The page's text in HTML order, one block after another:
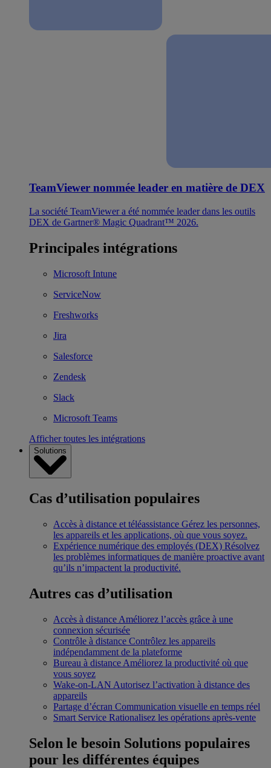
TeamViewer nommée leader en matière de DEX
La société TeamViewer a été nommée leader dans les outils
DEX de Gartner® Magic Quadrant™ 2026.
Principales intégrations
Microsoft Intune
ServiceNow
Freshworks
Jira
Salesforce
Zendesk
Slack
Microsoft Teams
Afficher toutes les intégrations
Solutions
Cas d’utilisation populaires
Accès à distance et téléassistance Gérez les personnes,
les appareils et les applications, où que vous soyez.
Expérience numérique des employés (DEX) Résolvez
les problèmes informatiques de manière proactive avant
qu’ils n’impactent la productivité.
Autres cas d’utilisation
Accès à distance Améliorez l’accès grâce à une
connexion sécurisée
Contrôle à distance Contrôlez les appareils
indépendamment de la plateforme
Bureau à distance Améliorez la productivité où que
vous soyez
Wake-on-LAN Autorisez l’activation à distance des
appareils
Partage d’écran Communication visuelle en temps réel
Smart Service Rationalisez les opérations après-vente
Selon le besoin Solutions populaires
pour les différentes équipes